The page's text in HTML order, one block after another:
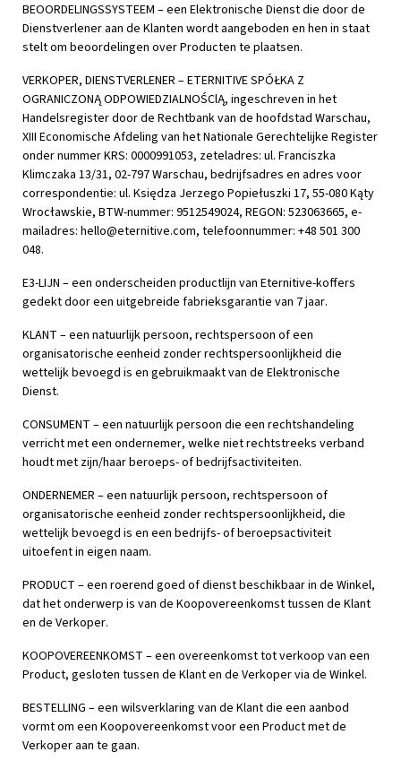
BEOORDELINGSSYSTEEM – een Elektronische Dienst die door de
Dienstverlener aan de Klanten wordt aangeboden en hen in staat
stelt om beoordelingen over Producten te plaatsen.
VERKOPER, DIENSTVERLENER – ETERNITIVE SPÓŁKA Z
OGRANICZONĄ ODPOWIEDZIALNOŚClĄ, ingeschreven in het
Handelsregister door de Rechtbank van de hoofdstad Warschau,
XIII Economische Afdeling van het Nationale Gerechtelijke Register
onder nummer KRS: 0000991053, zeteladres: ul. Franciszka
Klimczaka 13/31, 02-797 Warschau, bedrijfsadres en adres voor
correspondentie: ul. Księdza Jerzego Popiełuszki 17, 55-080 Kąty
Wrocławskie, BTW-nummer: 9512549024, REGON: 523063665, e-
mailadres: hello@eternitive.com, telefoonnummer: +48 501 300
048.
E3-LIJN – een onderscheiden productlijn van Eternitive-koffers
gedekt door een uitgebreide fabrieksgarantie van 7 jaar.
KLANT – een natuurlijk persoon, rechtspersoon of een
organisatorische eenheid zonder rechtspersoonlijkheid die
wettelijk bevoegd is en gebruikmaakt van de Elektronische
Dienst.
CONSUMENT – een natuurlijk persoon die een rechtshandeling
verricht met een ondernemer, welke niet rechtstreeks verband
houdt met zijn/haar beroeps- of bedrijfsactiviteiten.
ONDERNEMER – een natuurlijk persoon, rechtspersoon of
organisatorische eenheid zonder rechtspersoonlijkheid, die
wettelijk bevoegd is en een bedrijfs- of beroepsactiviteit
uitoefent in eigen naam.
PRODUCT – een roerend goed of dienst beschikbaar in de Winkel,
dat het onderwerp is van de Koopovereenkomst tussen de Klant
en de Verkoper.
KOOPOVEREENKOMST – een overeenkomst tot verkoop van een
Product, gesloten tussen de Klant en de Verkoper via de Winkel.
BESTELLING – een wilsverklaring van de Klant die een aanbod
vormt om een Koopovereenkomst voor een Product met de
Verkoper aan te gaan.